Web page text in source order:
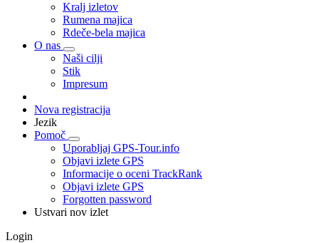
Kralj izletov
Rumena majica
Rdeče-bela majica
O nas
Naši cilji
Stik
Impresum
Nova registracija
Jezik
Pomoč
Uporabljaj GPS-Tour.info
Objavi izlete GPS
Informacije o oceni TrackRank
Objavi izlete GPS
Forgotten password
Ustvari nov izlet
Login